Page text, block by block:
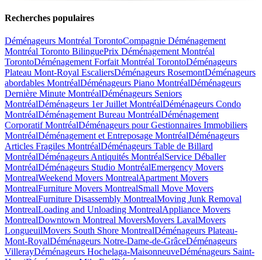
Recherches populaires
Déménageurs Montréal TorontoCompagnie Déménagement
Montréal Toronto BilinguePrix Déménagement Montréal
TorontoDéménagement Forfait Montréal TorontoDéménageurs
Plateau Mont-Royal EscaliersDéménageurs RosemontDéménageurs
abordables MontréalDéménageurs Piano MontréalDéménageurs
Dernière Minute MontréalDéménageurs Seniors
MontréalDéménageurs 1er Juillet MontréalDéménageurs Condo
MontréalDéménagement Bureau MontréalDéménagement
Corporatif MontréalDéménageurs pour Gestionnaires Immobiliers
MontréalDéménagement et Entreposage MontréalDéménageurs
Articles Fragiles MontréalDéménageurs Table de Billard
MontréalDéménageurs Antiquités MontréalService Déballer
MontréalDéménageurs Studio MontréalEmergency Movers
MontrealWeekend Movers MontrealApartment Movers
MontrealFurniture Movers MontrealSmall Move Movers
MontrealFurniture Disassembly MontrealMoving Junk Removal
MontrealLoading and Unloading MontrealAppliance Movers
MontrealDowntown Montreal MoversMovers LavalMovers
LongueuilMovers South Shore MontrealDéménageurs Plateau-
Mont-RoyalDéménageurs Notre-Dame-de-GrâceDéménageurs
VillerayDéménageurs Hochelaga-MaisonneuveDéménageurs Saint-